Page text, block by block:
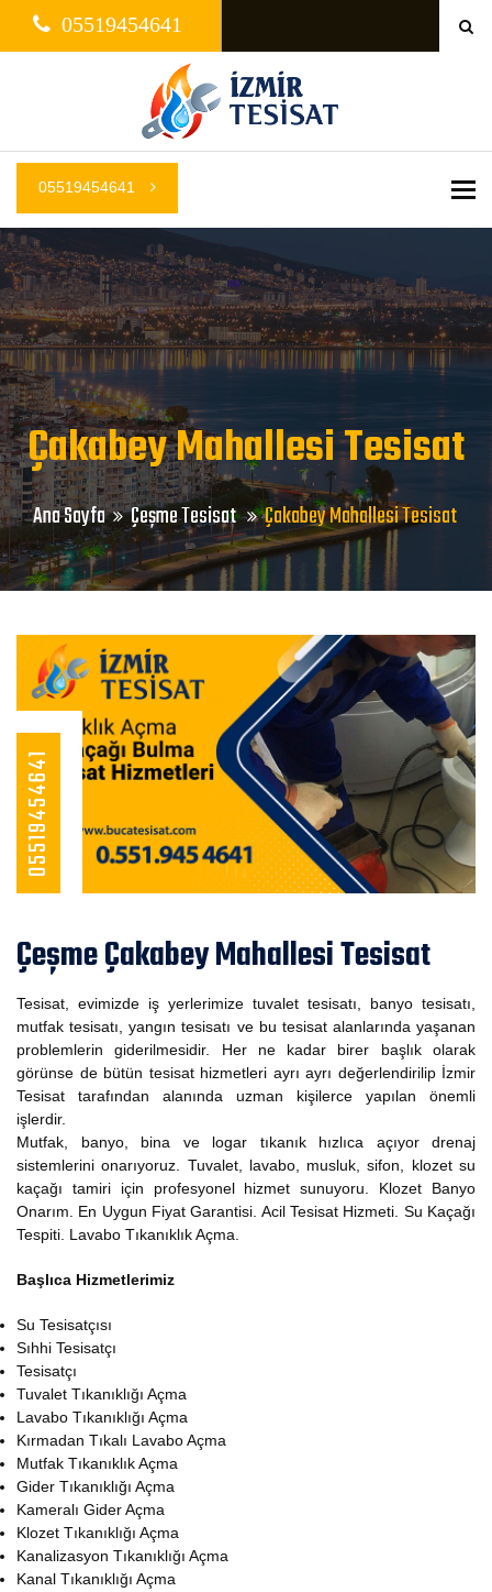
05519454641
05519454641
Çakabey Mahallesi Tesisat
Ana Sayfa Çeşme Tesisat Çakabey Mahallesi Tesisat
05519454641
Çeşme Çakabey Mahallesi Tesisat
Tesisat, evimizde iş yerlerimize tuvalet tesisatı, banyo tesisatı,
mutfak tesisatı, yangın tesisatı ve bu tesisat alanlarında yaşanan
problemlerin giderilmesidir. Her ne kadar birer başlık olarak
görünse de bütün tesisat hizmetleri ayrı ayrı değerlendirilip İzmir
Tesisat tarafından alanında uzman kişilerce yapılan önemli
işlerdir.
Mutfak, banyo, bina ve logar tıkanık hızlıca açıyor drenaj
sistemlerini onarıyoruz. Tuvalet, lavabo, musluk, sifon, klozet su
kaçağı tamiri için profesyonel hizmet sunuyoru. Klozet Banyo
Onarım. En Uygun Fiyat Garantisi. Acil Tesisat Hizmeti. Su Kaçağı
Tespiti. Lavabo Tıkanıklık Açma.
Başlıca Hizmetlerimiz
Su Tesisatçısı
Sıhhi Tesisatçı
Tesisatçı
Tuvalet Tıkanıklığı Açma
Lavabo Tıkanıklığı Açma
Kırmadan Tıkalı Lavabo Açma
Mutfak Tıkanıklık Açma
Gider Tıkanıklığı Açma
Kameralı Gider Açma
Klozet Tıkanıklığı Açma
Kanalizasyon Tıkanıklığı Açma
Kanal Tıkanıklığı Açma